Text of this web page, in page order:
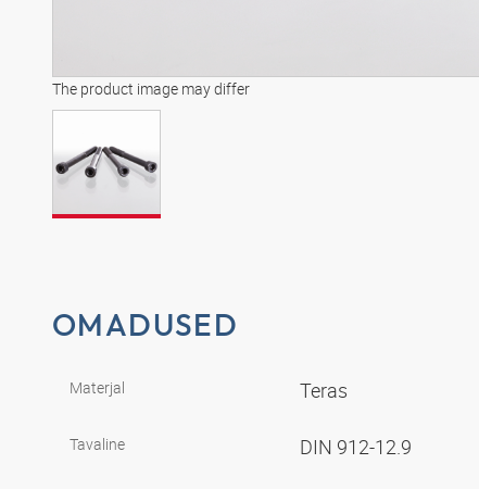
The product image may differ
OMADUSED
Materjal Teras
Tavaline DIN 912-12.9